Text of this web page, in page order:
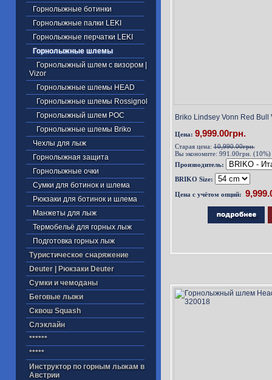
Горнолыжные ботинки
Горнолыжные палки LEKI
Горнолыжные перчатки LEKI
Горнолыжные шлемы
Горнолыжный шлем с визором |
Vizor
Горнолыжные шлемы HEAD
Горнолыжные шлемы Rossignol
Горнолыжный шлем POC
Горнолыжные шлемы Briko
Чехлы для лыж
Горнолыжная защита
Горнолыжные очки
Сумки для ботинок и шлема
Рюкзаки для ботинок и шлема
Манжеты для лыж
Термобельё для горных лыж
Подготовка горных лыж
Туристическое снаряжение
Deuter | Рюкзаки Deuter
Cумки и чемоданы
Беговые лыжи
Cквош Squash
Cлэклайн
******
*****
Инструктор по горным лыжам в
Австрии
Briko Lindsey Vonn Red Bull
Цена: 9,999.00грн.
Старая цена:10,990.00грн.
Вы экономите: 991.00грн. (10%)
Производитель:
BRIKO Size:
Цена с учётом опций: